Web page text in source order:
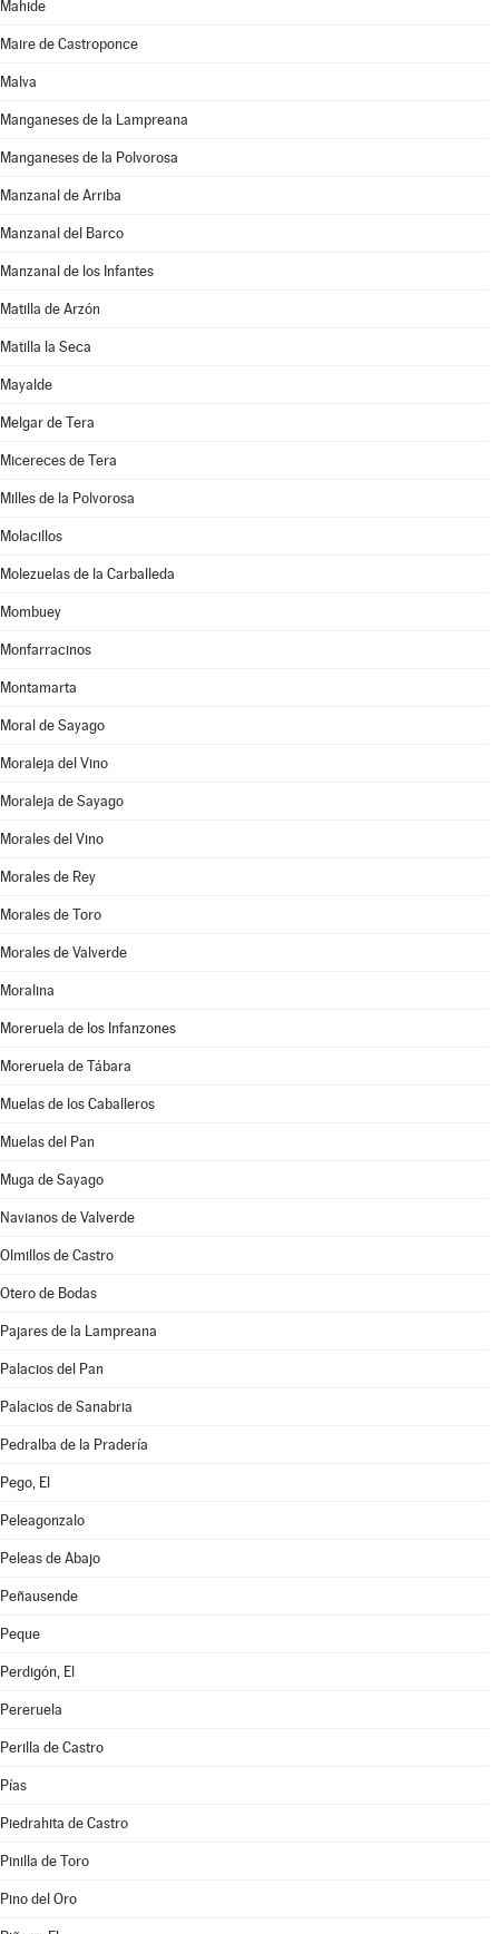
Mahide
Maire de Castroponce
Malva
Manganeses de la Lampreana
Manganeses de la Polvorosa
Manzanal de Arriba
Manzanal del Barco
Manzanal de los Infantes
Matilla de Arzón
Matilla la Seca
Mayalde
Melgar de Tera
Micereces de Tera
Milles de la Polvorosa
Molacillos
Molezuelas de la Carballeda
Mombuey
Monfarracinos
Montamarta
Moral de Sayago
Moraleja del Vino
Moraleja de Sayago
Morales del Vino
Morales de Rey
Morales de Toro
Morales de Valverde
Moralina
Moreruela de los Infanzones
Moreruela de Tábara
Muelas de los Caballeros
Muelas del Pan
Muga de Sayago
Navianos de Valverde
Olmillos de Castro
Otero de Bodas
Pajares de la Lampreana
Palacios del Pan
Palacios de Sanabria
Pedralba de la Pradería
Pego, El
Peleagonzalo
Peleas de Abajo
Peñausende
Peque
Perdigón, El
Pereruela
Perilla de Castro
Pías
Piedrahita de Castro
Pinilla de Toro
Pino del Oro